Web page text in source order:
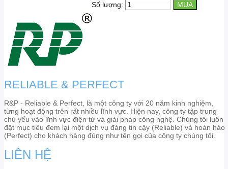
Số lượng:
RELIABLE & PERFECT
R&P - Reliable & Perfect, là một công ty với 20 năm kinh nghiệm,
từng hoạt động trên rất nhiều lĩnh vực. Hiện nay, công ty tập trung
chủ yếu vào lĩnh vực điện tử và giải pháp công nghệ. Chúng tôi luôn
đặt mục tiêu đem lại một dịch vụ đáng tin cậy (Reliable) và hoàn hảo
(Perfect) cho khách hàng đúng như tên gọi của công ty chúng tôi.
LIÊN HỆ